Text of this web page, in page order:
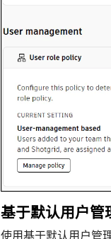
基于默认用户管